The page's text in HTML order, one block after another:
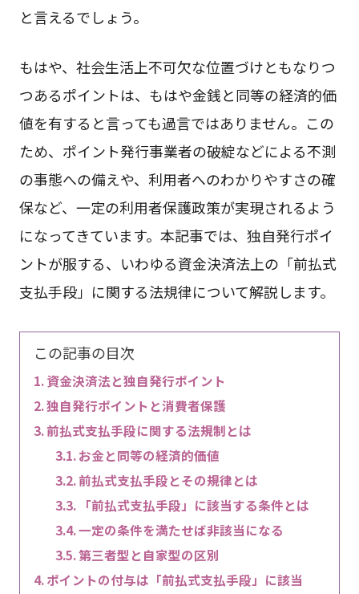
と言えるでしょう。
もはや、社会生活上不可欠な位置づけともなりつ
つあるポイントは、もはや金銭と同等の経済的価
値を有すると言っても過言ではありません。この
ため、ポイント発行事業者の破綻などによる不測
の事態への備えや、利用者へのわかりやすさの確
保など、一定の利用者保護政策が実現されるよう
になってきています。本記事では、独自発行ポイ
ントが服する、いわゆる資金決済法上の「前払式
支払手段」に関する法規律について解説します。
この記事の目次
資金決済法と独自発行ポイント
独自発行ポイントと消費者保護
前払式支払手段に関する法規制とは
お金と同等の経済的価値
前払式支払手段とその規律とは
「前払式支払手段」に該当する条件とは
一定の条件を満たせば非該当になる
第三者型と自家型の区別
ポイントの付与は「前払式支払手段」に該当